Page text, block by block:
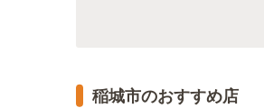
稲城市のおすすめ店